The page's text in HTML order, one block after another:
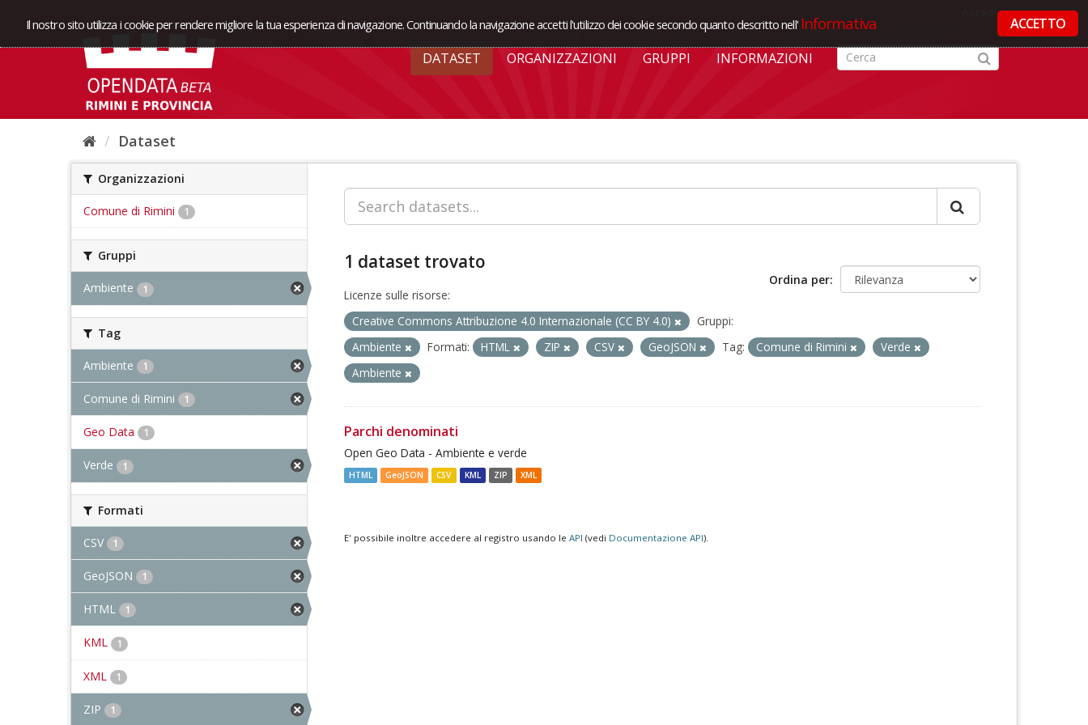
Il nostro sito utilizza i cookie per rendere migliore la tua esperienza di navigazione. Continuando la navigazione accetti l'utilizzo dei cookie secondo quanto descritto nell' Informativa ACCETTO
DATASET ORGANIZZAZIONI GRUPPI INFORMAZIONI
Dataset
Organizzazioni
Comune di Rimini 1
Gruppi
Ambiente 1
Tag
Ambiente 1
Comune di Rimini 1
Geo Data 1
Verde 1
Formati
CSV 1
GeoJSON 1
HTML 1
KML 1
XML 1
ZIP 1
Ordina per
1 dataset trovato
Licenze sulle risorse:
Creative Commons Attribuzione 4.0 Internazionale (CC BY 4.0)
Gruppi:
Ambiente
Formati: HTML ZIP CSV GeoJSON Tag: Comune di Rimini
Verde
Ambiente
Parchi denominati
Open Geo Data - Ambiente e verde
HTML GeoJSON CSV KML ZIP XML
E' possibile inoltre accedere al registro usando le API (vedi Documentazione API).